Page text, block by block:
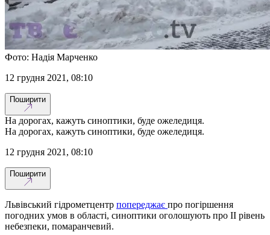
Фото: Надія Марченко
12 грудня 2021, 08:10
Поширити
На дорогах, кажуть синоптики, буде ожеледиця.
На дорогах, кажуть синоптики, буде ожеледиця.
12 грудня 2021, 08:10
Поширити
Львівський гідрометцентр попереджає про погіршення
погодних умов в області, синоптики оголошують про ІI рівень
небезпеки, помаранчевий.